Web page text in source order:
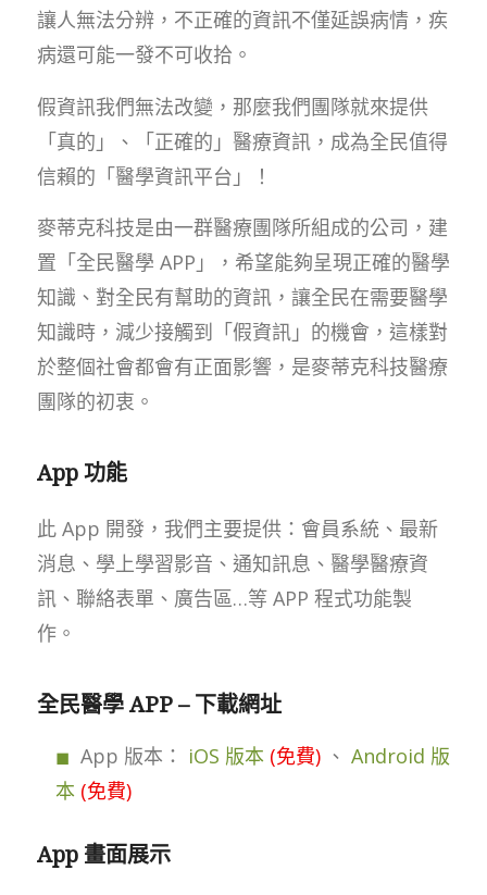
讓人無法分辨，不正確的資訊不僅延誤病情，疾
病還可能一發不可收拾。
假資訊我們無法改變，那麼我們團隊就來提供
「真的」、「正確的」醫療資訊，成為全民值得
信賴的「醫學資訊平台」！
麥蒂克科技是由一群醫療團隊所組成的公司，建
置「全民醫學 APP」，希望能夠呈現正確的醫學
知識、對全民有幫助的資訊，讓全民在需要醫學
知識時，減少接觸到「假資訊」的機會，這樣對
於整個社會都會有正面影響，是麥蒂克科技醫療
團隊的初衷。
App 功能
此 App 開發，我們主要提供：會員系統、最新
消息、學上學習影音、通知訊息、醫學醫療資
訊、聯絡表單、廣告區…等 APP 程式功能製
作。
全民醫學 APP – 下載網址
App 版本： iOS 版本 (免費)、 Android 版
本 (免費)
App 畫面展示